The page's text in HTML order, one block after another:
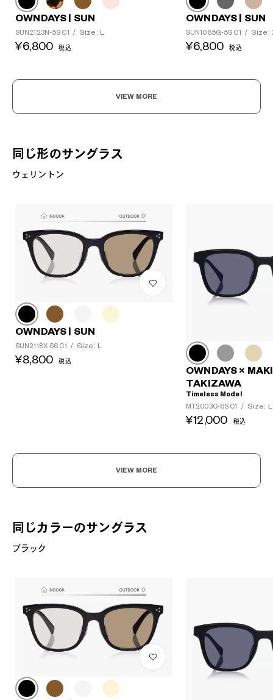
OWNDAYS | SUN
SUN2123N-5S C1 / Size: L
¥6,800 税込
OWNDAYS | SUN
SUN1085G-5S C1 / Size:
¥6,800 税込
VIEW MORE
同じ形のサングラス
ウェリントン
OWNDAYS | SUN
SUN2118X-5S C1 / Size: L
¥8,800 税込
OWNDAYS ×
TAKIZAWA
Timeless Model
MT2003Q-6S C1
/ Size: L
¥12,000 税込
VIEW MORE
同じカラーのサングラス
ブラック